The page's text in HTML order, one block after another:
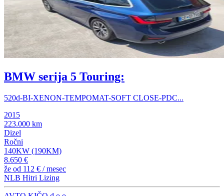
BMW serija 5 Touring:
520d-BI-XENON-TEMPOMAT-SOFT CLOSE-PDC...
2015
223.000 km
Dizel
Ročni
140KW (190KM)
8.650 €
že od 112 € / mesec
NLB Hitri Lizing